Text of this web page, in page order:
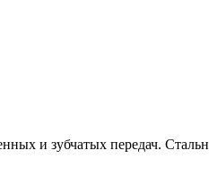
и зубчатых передач.